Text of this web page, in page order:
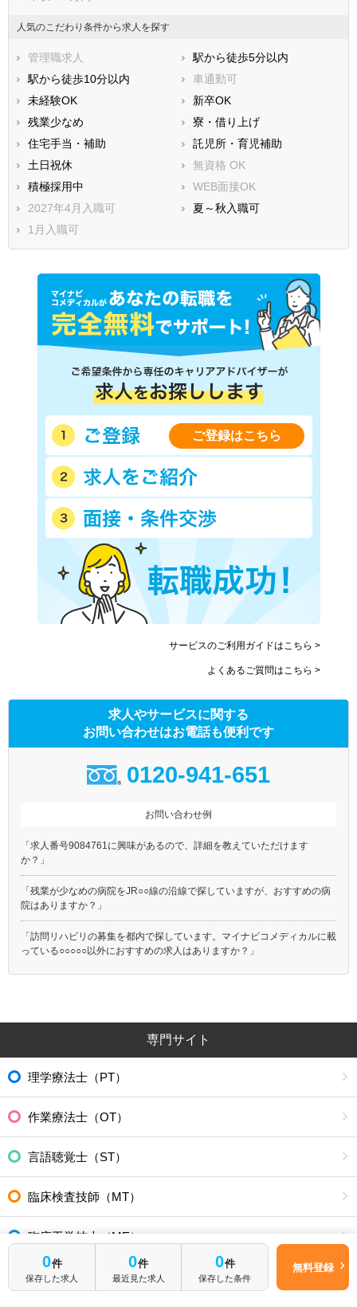
0件
保存した求人
0件
最近見た求人
0件
保存した条件
無料登録
人気のこだわり条件から求人を探す
管理職求人
駅から徒歩5分以内
駅から徒歩10分以内
車通勤可
未経験OK
新卒OK
残業少なめ
寮・借り上げ
住宅手当・補助
託児所・育児補助
土日祝休
無資格 OK
積極採用中
WEB面接OK
2027年4月入職可
夏～秋入職可
1月入職可
ご登録はこちら
サービスのご利用ガイドはこちら >
よくあるご質問はこちら >
求人やサービスに関する
お問い合わせはお電話も便利です
0120-941-651
お問い合わせ例
「求人番号9084761に興味があるので、詳細を教えていただけます
か？」
「残業が少なめの病院をJR○○線の沿線で探していますが、おすすめの病
院はありますか？」
「訪問リハビリの募集を都内で探しています。マイナビコメディカルに載
っている○○○○○以外におすすめの求人はありますか？」
専門サイト
理学療法士（PT）
作業療法士（OT）
言語聴覚士（ST）
臨床検査技師（MT）
臨床工学技士（ME）
診療放射線技師（RT）